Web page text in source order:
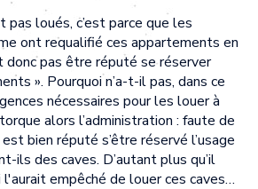
pas loués, c’est parce que les
ont requalifié ces appartements en
donc pas être réputé se réserver
». Pourquoi n’a-t-il pas, dans ce
nécessaires pour les louer à
alors l’administration : faute de
bien réputé s’être réservé l’usage
ils des caves. D’autant plus qu’il
l'aurait empêché de louer ces caves…